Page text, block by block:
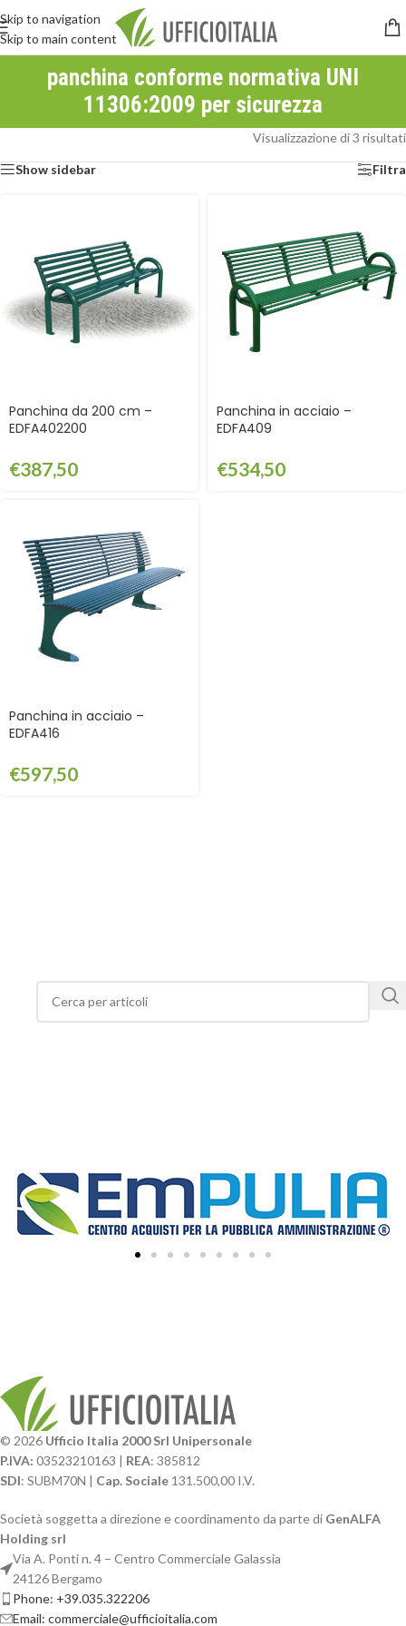
Skip to navigation
Skip to main content
panchina conforme normativa UNI
11306:2009 per sicurezza
Visualizzazione di 3 risultati
Show sidebar Filtra
Panchina da 200 cm –
EDFA402200
€387,50
Panchina in acciaio –
EDFA409
€534,50
Panchina in acciaio –
EDFA416
€597,50
© 2026 Ufficio Italia 2000 Srl Unipersonale
P.IVA: 03523210163 | REA: 385812
SDI: SUBM70N | Cap. Sociale 131.500,00 I.V.
Società soggetta a direzione e coordinamento da parte di GenALFA
Holding srl
Via A. Ponti n. 4 – Centro Commerciale Galassia
24126 Bergamo
Phone: +39.035.322206
Email: commerciale@ufficioitalia.com